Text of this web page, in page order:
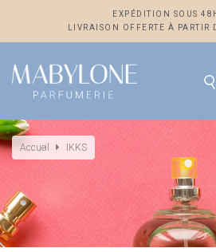
EXPÉDITION SOUS
LIVRAISON OFFERTE À PARTIR
Accueil IKKS